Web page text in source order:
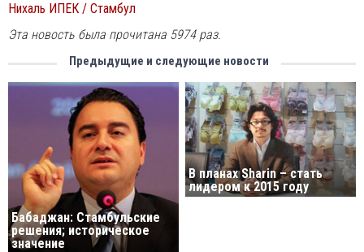
Нихаль ИПЕК / Стамбул
Эта новость была прочитана 5974 раз.
Предыдущие и следующие новости
Бабаджан: Стамбульские
решения; историческое
значение
В планах Sharin – стать
лидером к 2015 году